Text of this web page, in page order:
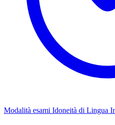
Modalità esami Idoneità di Lingua